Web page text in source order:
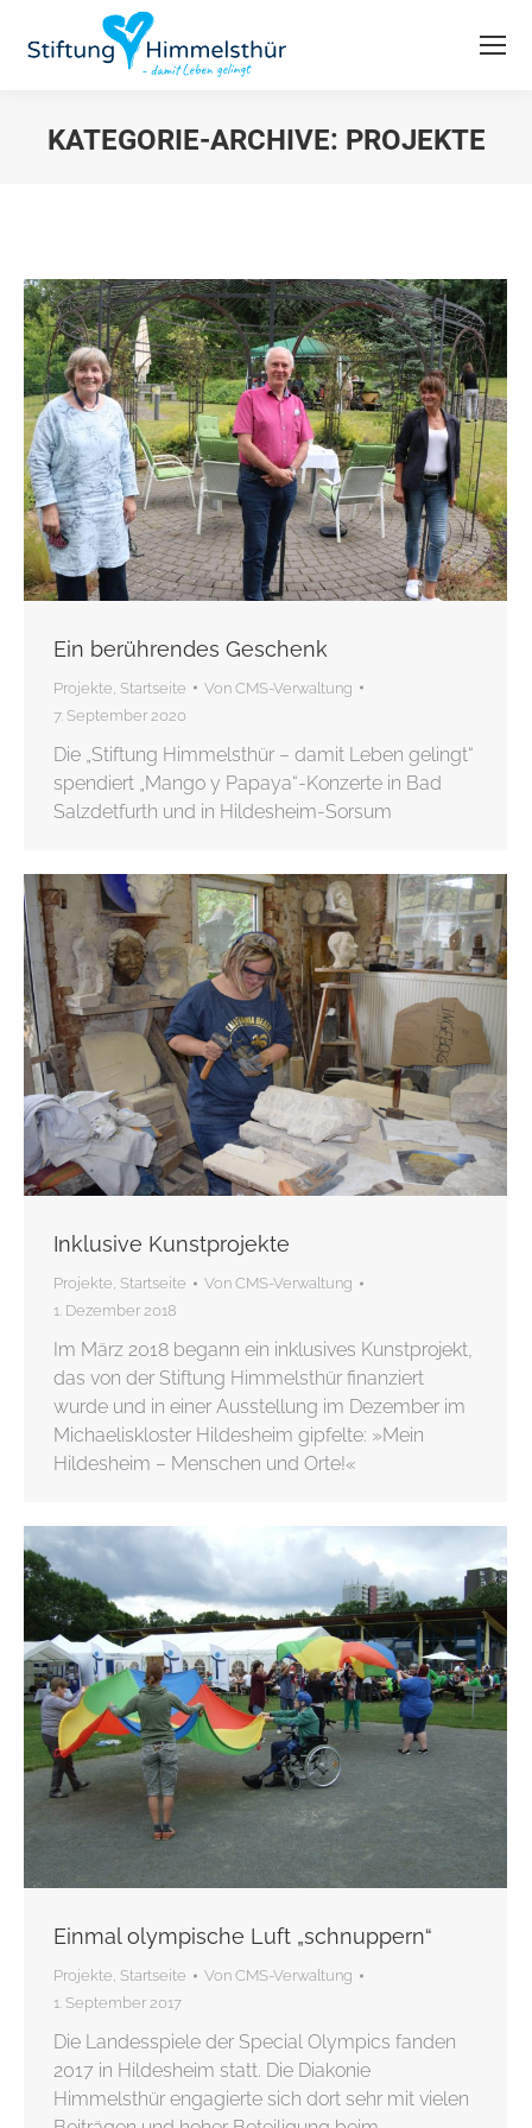
KATEGORIE-ARCHIVE: PROJEKTE
Ein berührendes Geschenk
Projekte Startseite Von CMS-Verwaltung
7. September 2020
Die „Stiftung Himmelsthür – damit Leben gelingt“
spendiert „Mango y Papaya“-Konzerte in Bad
Salzdetfurth und in Hildesheim-Sorsum
Inklusive Kunstprojekte
Projekte, Startseite Von CMS-Verwaltung
1. Dezember 2018
Im März 2018 begann ein inklusives Kunstprojekt,
das von der Stiftung Himmelsthür finanziert
wurde und in einer Ausstellung im Dezember im
Michaeliskloster Hildesheim gipfelte: »Mein
Hildesheim – Menschen und Orte!«
Einmal olympische Luft „schnuppern“
Projekte, Startseite Von CMS-Verwaltung
1. September 2017
Die Landesspiele der Special Olympics fanden
2017 in Hildesheim statt. Die Diakonie
Himmelsthür engagierte sich dort sehr mit vielen